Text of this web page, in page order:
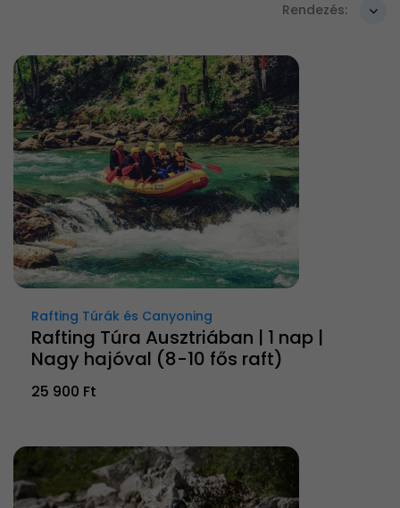
Rendezés:
Rafting Túrák és Canyoning
Rafting Túra Ausztriában | 1 nap |
Nagy hajóval (8-10 fős raft)
25 900 Ft